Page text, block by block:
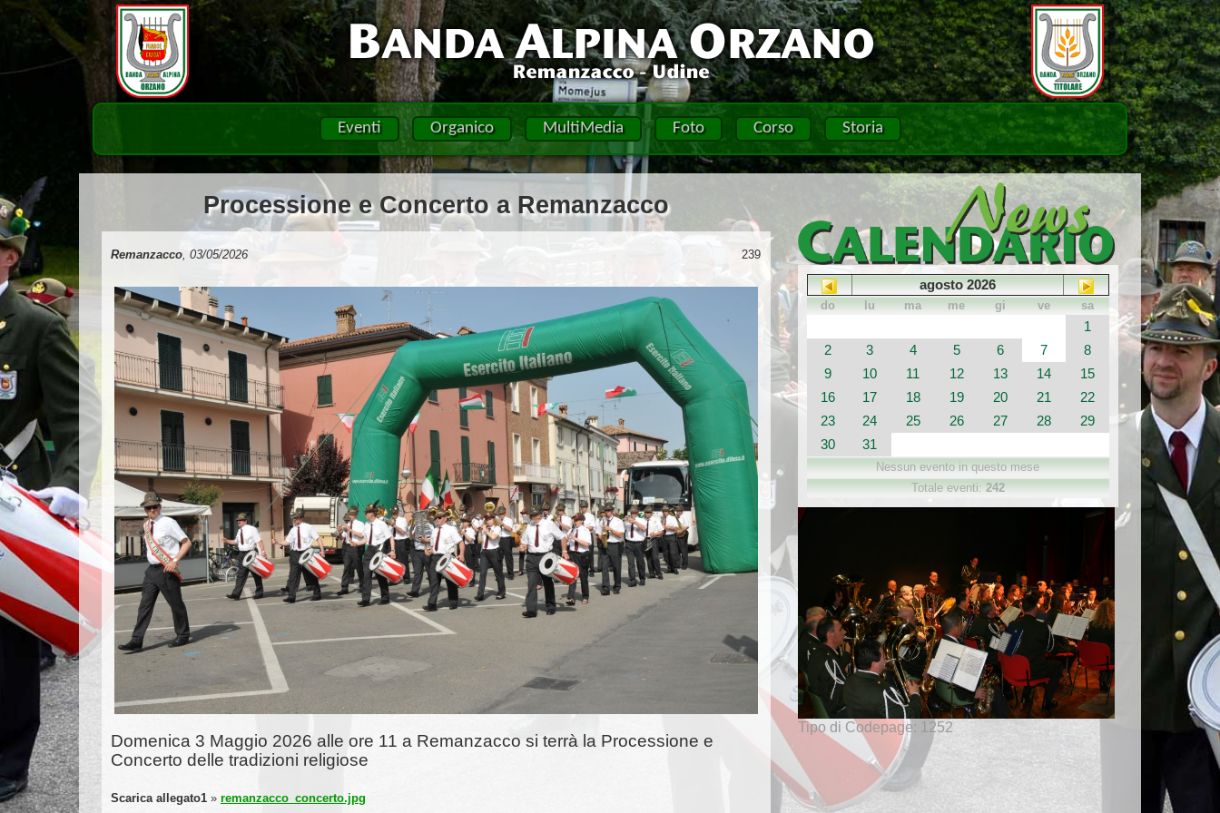
Eventi Organico MultiMedia Foto Corso Storia
Processione e Concerto a Remanzacco
Remanzacco, 03/05/2026 239
Domenica 3 Maggio 2026 alle ore 11 a Remanzacco si terrà la Processione e
Concerto delle tradizioni religiose
Scarica allegato1 » remanzacco_concerto.jpg
agosto 2026
do lu ma me gi ve sa
1
2
3 4 5 6 7
8
9
10 11 12 13 14
15
16
17 18 19 20 21
22
23
24 25 26 27 28
29
30
31
Nessun evento in questo mese
Totale eventi:242
Tipo di Codepage: 1252